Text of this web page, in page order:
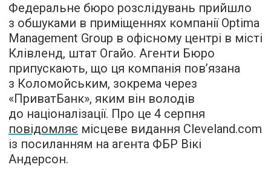
Федеральне бюро розслідувань прийшло
з обшуками в приміщеннях компанії Optima
Management Group в офісному центрі в місті
Клівленд, штат Огайо. Агенти Бюро
припускають, що ця компанія пов’язана
з Коломойським, зокрема через
«ПриватБанк», яким він володів
до націоналізації. Про це 4 серпня
повідомляє місцеве видання Cleveland.com
із посиланням на агента ФБР Вікі
Андерсон.